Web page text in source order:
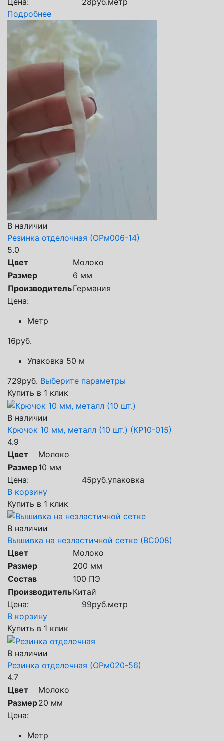
Цена: 28руб.метр
Подробнее
В наличии
Резинка отделочная (ОРм006-14)
5.0
Цвет
Молоко
Размер
6 мм
ПроизводительГермания
Цена:
Метр
16руб.
Упаковка 50 м
729руб. Выберите параметры
Купить в 1 клик
В наличии
Крючок 10 мм, металл (10 шт.) (КР10-015)
4.9
Цвет
Молоко
Размер10 мм
Цена:
45руб.упаковка
В корзину
Купить в 1 клик
В наличии
Вышивка на неэластичной сетке (ВС008)
Цвет
Молоко
Размер
200 мм
Состав
100 ПЭ
ПроизводительКитай
Цена:
99руб.метр
В корзину
Купить в 1 клик
В наличии
Резинка отделочная (ОРм020-56)
4.7
Цвет
Молоко
Размер20 мм
Цена:
Метр